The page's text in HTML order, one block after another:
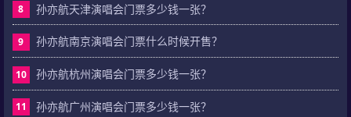
8 孙亦航天津演唱会门票多少钱一张？
9 孙亦航南京演唱会门票什么时候开售？
10 孙亦航杭州演唱会门票多少钱一张？
11 孙亦航广州演唱会门票多少钱一张？